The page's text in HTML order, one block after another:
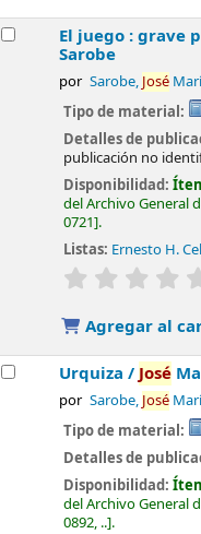
El juego : grave
Sarobe
por Sarobe, José
Tipo de material:
Detalles de
publicación no
Disponibilidad:
del Archivo General
0721 .
Listas: Ernesto H.
valoración
Agregar al
Urquiza / José
por Sarobe, José
Tipo de material:
Detalles de
Disponibilidad:
del Archivo General
0892, .. .